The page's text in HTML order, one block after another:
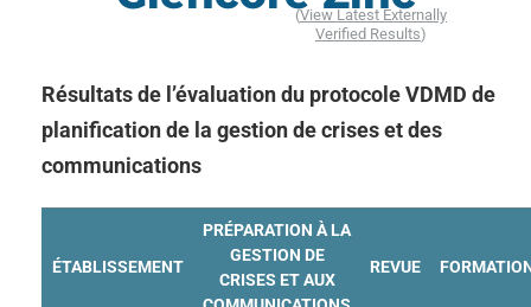
(View Latest Externally
Verified Results)
Résultats de l’évaluation du protocole VDMD de
planification de la gestion de crises et des
communications
ÉTABLISSEMENT
PRÉPARATION À LA
GESTION DE
CRISES ET AUX
REVUE